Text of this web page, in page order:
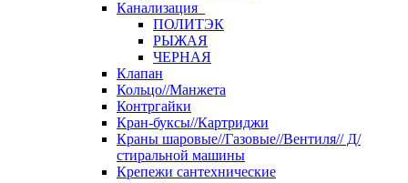
Канализация
ПОЛИТЭК
РЫЖАЯ
ЧЕРНАЯ
Клапан
Кольцо//Манжета
Контргайки
Кран-буксы//Картриджи
Краны шаровые//Газовые//Вентиля// Д/
стиральной машины
Крепежи сантехнические